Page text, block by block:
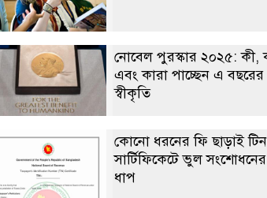
নোবেল পুরস্কার ২০২৫: কী,
এবং কারা পাচ্ছেন এ বছরের
স্বীকৃতি
কোনো ধরনের ফি ছাড়াই টিন
সার্টিফিকেটে ভুল
ধাপ